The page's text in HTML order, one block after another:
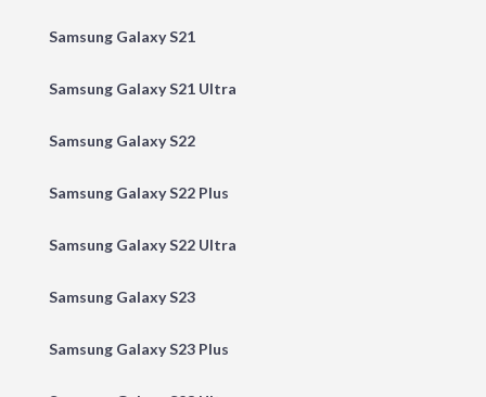
Samsung Galaxy S21
Samsung Galaxy S21 Ultra
Samsung Galaxy S22
Samsung Galaxy S22 Plus
Samsung Galaxy S22 Ultra
Samsung Galaxy S23
Samsung Galaxy S23 Plus